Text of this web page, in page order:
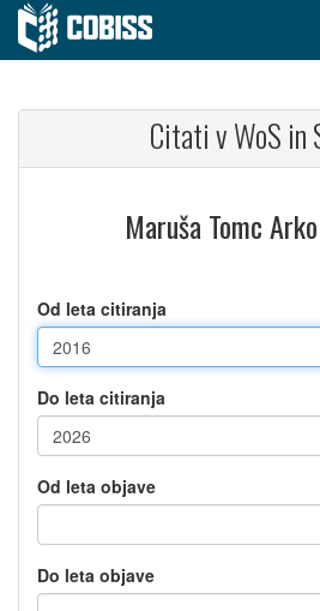
Citati v WoS in
Maruša Tomc
Od leta citiranja
Do leta citiranja
Od leta objave
Do leta objave